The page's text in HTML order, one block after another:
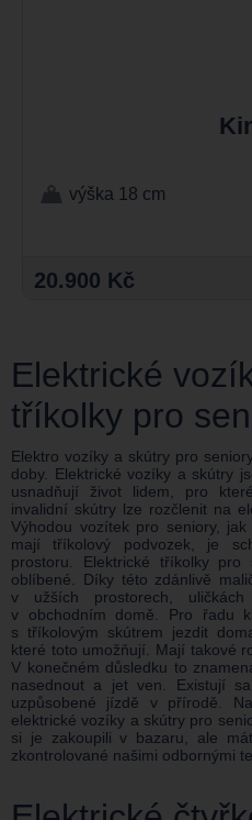
výška 18 cm
20.900 Kč
Elektrické
tříkolky pro
Elektro vozíky a skútry pro
doby. Elektrické vozíky a skútry
usnadňují život lidem, pro
invalidní skútry lze rozčlenit na
Výhodou vozítek pro seniory,
mají tříkolový podvozek, je
prostoru. Elektrické tříkolky
oblíbené. Díky této zdánlivě
v užších prostorech,
v obchodním domě. Pro řadu
s tříkolovým skútrem jezdit
které toto umožňují. Mají takové
V konečném důsledku to
nasednout a jet ven. Existují
uzpůsobené jízdě v přírodě.
elektrické vozíky a skútry pro
si je zakoupili v bazaru, ale
zkontrolované našimi odbornými